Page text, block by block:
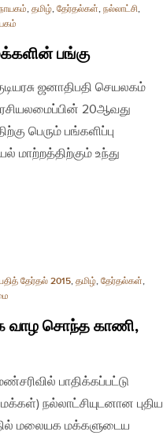
, தமிழ், தேர்தல்கள், நல்லாட்சி,
பங்கு
ஜனாதிபதி செயலகம்
20ஆவது
பெரும் பங்களிப்பு
மாற்றத்திற்கும் உந்து
தேர்தல் 2015, தமிழ், தேர்தல்கள்,
வாழ சொந்த காணி,
பாதிக்கப்பட்டு
நல்லாட்சியுடனான புதிய
மலையக மக்களுடைய